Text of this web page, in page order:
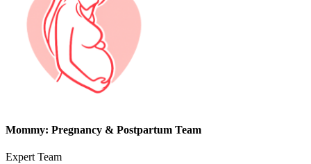
Mommy: Pregnancy & Postpartum Team
Expert Team